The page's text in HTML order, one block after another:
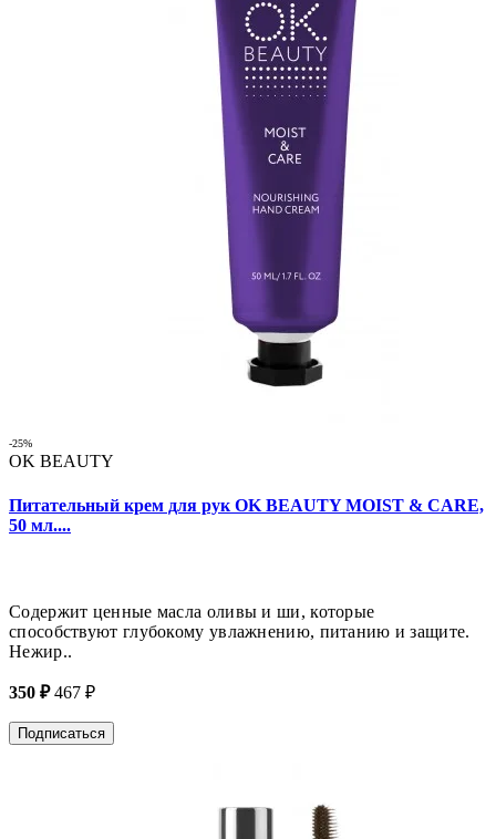
-25%
OK BEAUTY
Питательный крем для рук OK BEAUTY MOIST & CARE,
50 мл....
Содержит ценные масла оливы и ши, которые
способствуют глубокому увлажнению, питанию и защите.
Нежир..
350 ₽ 467 ₽
Подписаться